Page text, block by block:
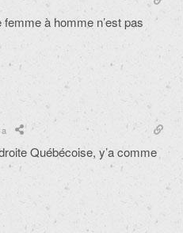
à homme n’est pas
Québécoise, y’a comme